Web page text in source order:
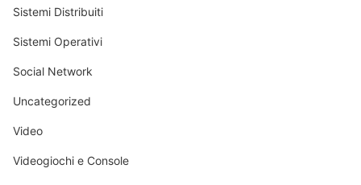
Sistemi Distribuiti
Sistemi Operativi
Social Network
Uncategorized
Video
Videogiochi e Console